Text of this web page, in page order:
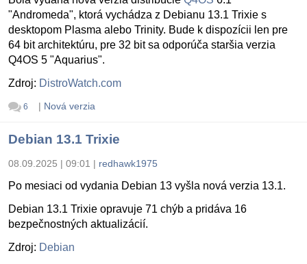
"Andromeda", ktorá vychádza z Debianu 13.1 Trixie s
desktopom Plasma alebo Trinity. Bude k dispozícii len pre
64 bit architektúru, pre 32 bit sa odporúča staršia verzia
Q4OS 5 "Aquarius".
Zdroj: DistroWatch.com
6 | Nová verzia
Debian 13.1 Trixie
08.09.2025 | 09:01 | redhawk1975
Po mesiaci od vydania Debian 13 vyšla nová verzia 13.1.
Debian 13.1 Trixie opravuje 71 chýb a pridáva 16
bezpečnostných aktualizácií.
Zdroj: Debian